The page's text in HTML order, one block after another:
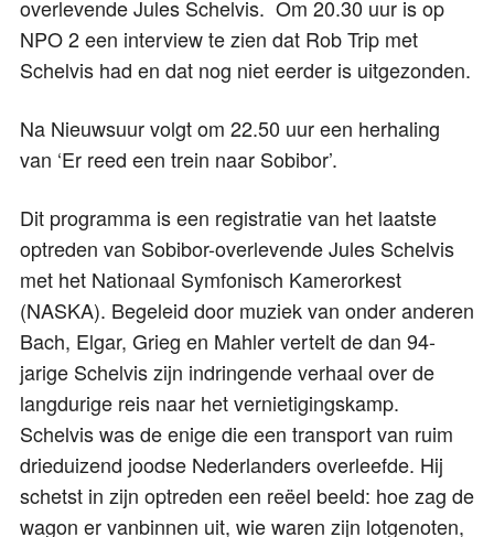
overlevende Jules Schelvis. Om 20.30 uur is op
NPO 2 een interview te zien dat Rob Trip met
Schelvis had en dat nog niet eerder is uitgezonden.
Na Nieuwsuur volgt om 22.50 uur een herhaling
van ‘Er reed een trein naar Sobibor’.
Dit programma is een registratie van het laatste
optreden van Sobibor-overlevende Jules Schelvis
met het Nationaal Symfonisch Kamerorkest
(NASKA). Begeleid door muziek van onder anderen
Bach, Elgar, Grieg en Mahler vertelt de dan 94-
jarige Schelvis zijn indringende verhaal over de
langdurige reis naar het vernietigingskamp.
Schelvis was de enige die een transport van ruim
drieduizend joodse Nederlanders overleefde. Hij
schetst in zijn optreden een reëel beeld: hoe zag de
wagon er vanbinnen uit, wie waren zijn lotgenoten,